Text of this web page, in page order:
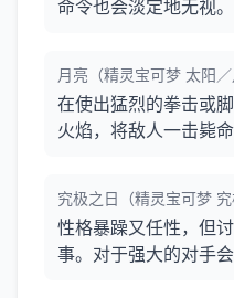
命令也会淡定地无视。
月亮（精灵宝可梦 太阳／
在使出猛烈的拳击或
火焰，将敌人一击毙命
究极之日（精灵宝可梦 究
性格暴躁又任性，但
事。对于强大的对手会